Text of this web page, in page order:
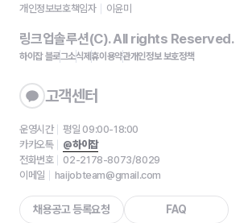
개인정보보호책임자
이윤미
링크업솔루션(C). All rights Reserved.
하이잡 블로그소식제휴이용약관개인정보 보호정책
고객센터
운영시간
평일 09:00-18:00
카카오톡
@하이잡
전화번호
02-2178-8073/8029
이메일
haijobteam@gmail.com
채용공고 등록요청 FAQ